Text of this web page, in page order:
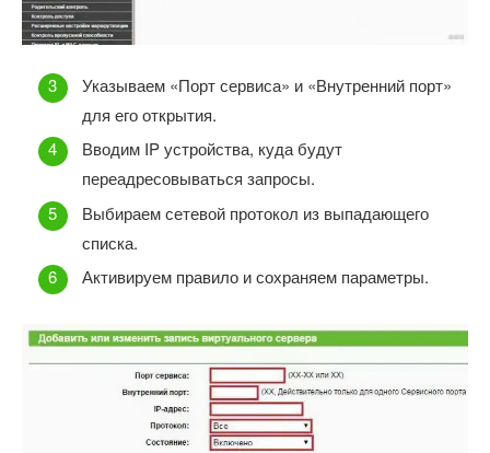
Указываем «Порт сервиса» и «Внутренний порт»
для его открытия.
Вводим IP устройства, куда будут
переадресовываться запросы.
Выбираем сетевой протокол из выпадающего
списка.
Активируем правило и сохраняем параметры.